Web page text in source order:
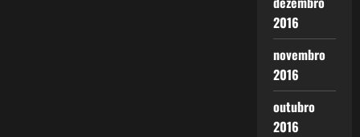
2016
novembro
2016
outubro
2016